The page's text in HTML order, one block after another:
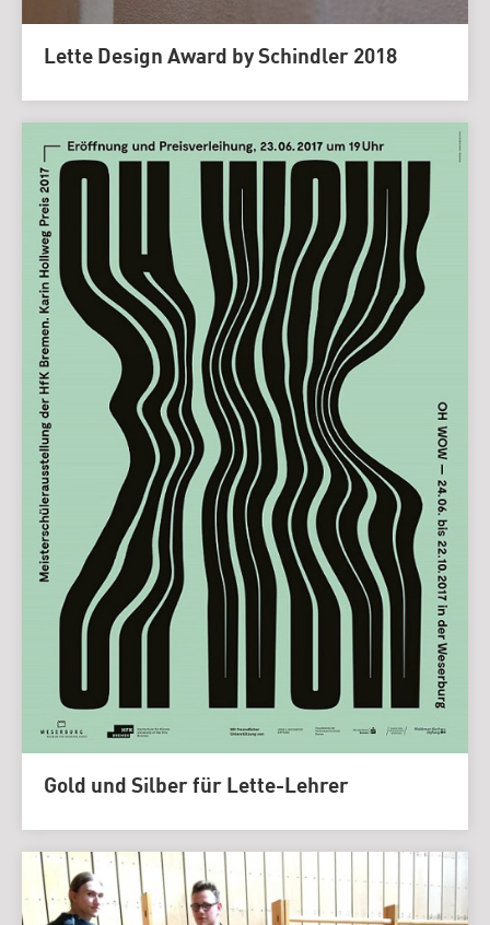
Lette Design Award by Schindler 2018
Gold und Silber für Lette-Lehrer